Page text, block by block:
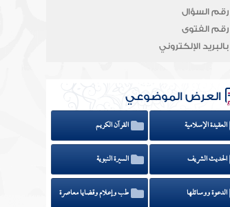
رقم السؤال
رقم الفتوى
بالبريد الإلكتروني
العرض الموضوعي
العقيدة الإسلامية القرآن الكريم
الحديث الشريف السيرة النبوية
الدعوة ووسائلها طب وإعلام وقضايا معاصرة